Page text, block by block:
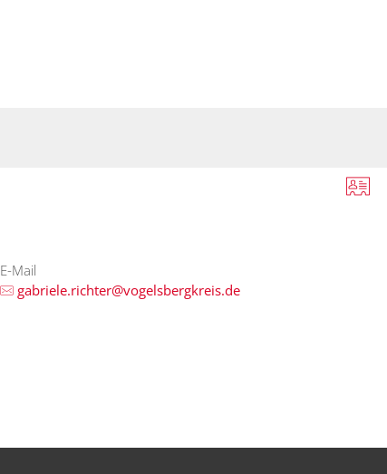
E-Mail
gabriele.richter@vogelsbergkreis.de